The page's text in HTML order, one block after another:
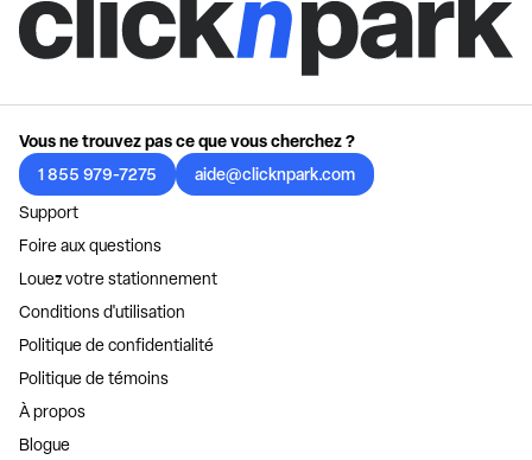
Vous ne trouvez pas ce que vous cherchez ?
1 855 979-7275
aide@clicknpark.com
Support
Foire aux questions
Louez votre stationnement
Conditions d'utilisation
Politique de confidentialité
Politique de témoins
À propos
Blogue